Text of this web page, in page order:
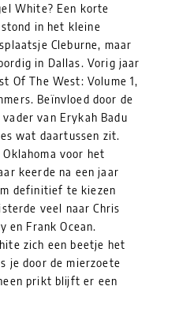
White? Een korte
in het kleine
Cleburne, maar
in Dallas. Vorig jaar
Of The West: Volume 1,
Beïnvloed door de
van Erykah Badu
wat daartussen zit.
voor het
keerde na een jaar
definitief te kiezen
veel naar Chris
en Frank Ocean.
zich een beetje het
je door de mierzoete
prikt blijft er een